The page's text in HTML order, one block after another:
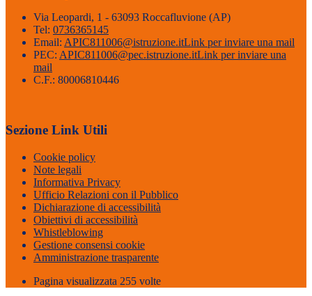
Via Leopardi, 1 - 63093 Roccafluvione (AP)
Tel: 0736365145
Email: APIC811006@istruzione.itLink per inviare una mail
PEC: APIC811006@pec.istruzione.itLink per inviare una
mail
C.F.: 80006810446
Sezione Link Utili
Cookie policy
Note legali
Informativa Privacy
Ufficio Relazioni con il Pubblico
Dichiarazione di accessibilità
Obiettivi di accessibilità
Whistleblowing
Gestione consensi cookie
Amministrazione trasparente
Pagina visualizzata 255 volte